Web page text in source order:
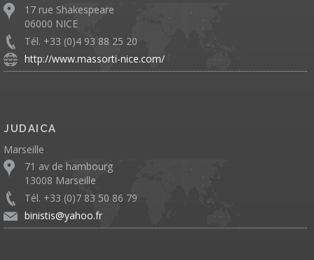
17 rue Shakespeare
06000 NICE
Tél. +33 (0)4 93 88 25 20
http://www.massorti-nice.com/
JUDAICA
Marseille
71 av de hambourg
13008 Marseille
Tél. +33 (0)7 83 50 86 79
binistis@yahoo.fr